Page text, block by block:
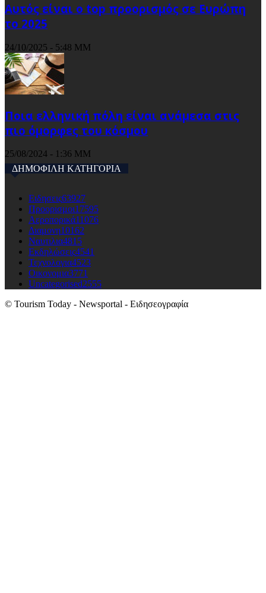
Αυτός είναι ο top προορισμός σε Ευρώπη
το 2025
24/10/2025 - 5:48 ΜΜ
Ποια ελληνική πόλη είναι ανάμεσα στις
πιο όμορφες του κόσμου
25/08/2024 - 1:36 ΜΜ
ΔΗΜΟΦΙΛΗ ΚΑΤΗΓΟΡΙΑ
Ειδησεις63927
Προορισμοι17595
Αεροπορικά11076
Διαμονη10162
Ναυτιλια4815
Εκδηλώσεις4541
Τεχνολογια4523
Οικονομια3771
Uncategorised2555
© Tourism Today - Newsportal - Ειδησεογραφία